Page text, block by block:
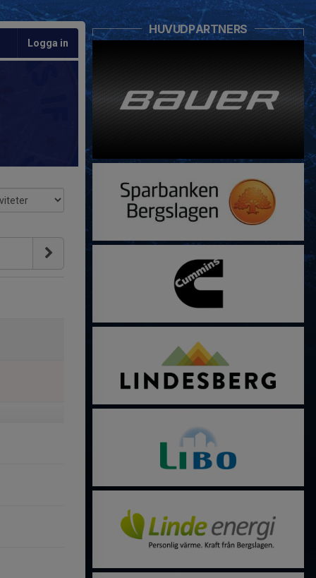
Logga in
HUVUDPARTNERS